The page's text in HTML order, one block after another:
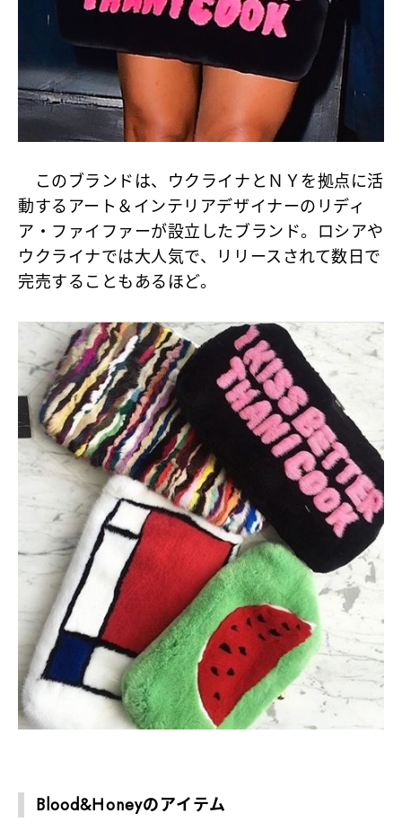
このブランドは、ウクライナとＮＹを拠点に活
動するアート＆インテリアデザイナーのリディ
ア・ファイファーが設立したブランド。ロシアや
ウクライナでは大人気で、リリースされて数日で
完売することもあるほど。
Blood&Honeyのアイテム